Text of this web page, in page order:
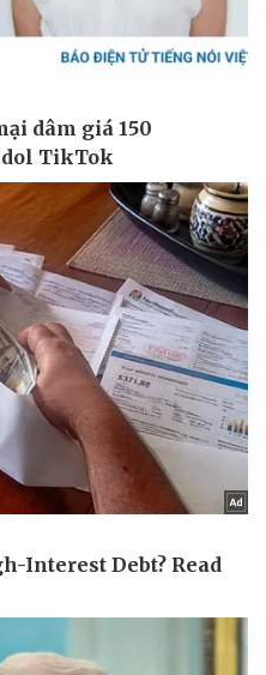
Thời trang
Sao Việt